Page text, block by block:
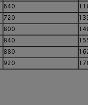
640
720
800
840
880
920